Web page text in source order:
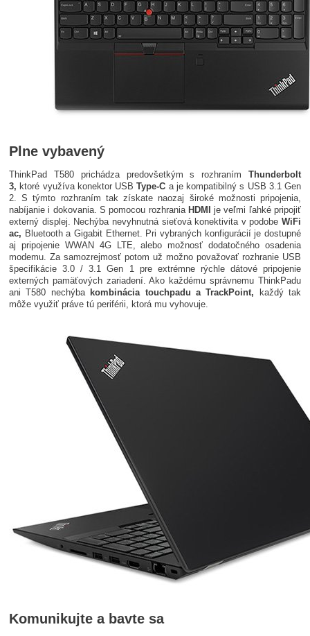
Plne vybavený
ThinkPad T580 prichádza predovšetkým s rozhraním Thunderbolt
3, ktoré využíva konektor USBType-C a je kompatibilný s USB 3.1 Gen
2. S týmto rozhraním tak získate naozaj široké možnosti pripojenia,
nabíjanie i dokovania. S pomocou rozhrania HDMI
je veľmi ľahké pripojiť
externý displej. Nechýba nevyhnutná sieťová konektivita v podobe WiFi
ac, Bluetooth a Gigabit Ethernet. Pri vybraných konfigurácií je dostupné
aj pripojenie WWAN 4G LTE, alebo možnosť dodatočného osadenia
modemu. Za samozrejmosť potom už možno považovať rozhranie USB
špecifikácie 3.0 / 3.1 Gen 1 pre extrémne rýchle dátové pripojenie
externých pamäťových zariadení. Ako každému správnemu ThinkPadu
ani T580 nechýba kombinácia touchpadu a TrackPoint, každý tak
môže využiť práve tú periférii, ktorá mu vyhovuje.
Komunikujte a bavte sa